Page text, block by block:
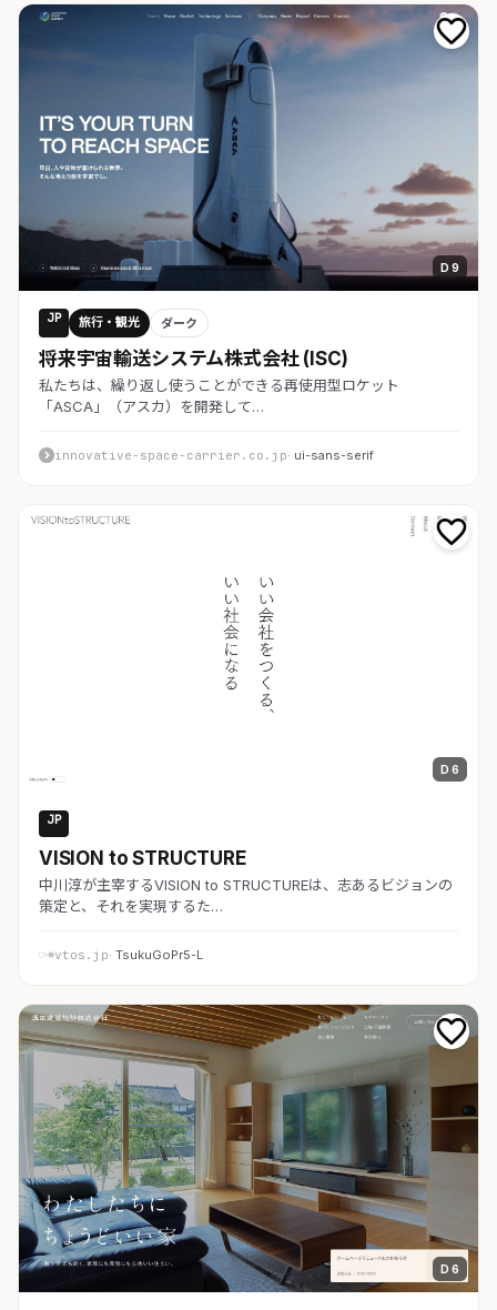
D 9
JP 旅行・観光 ダーク
将来宇宙輸送システム株式会社 (ISC)
私たちは、繰り返し使うことができる再使用型ロケット
「ASCA」（アスカ）を開発して…
innovative-space-carrier.co.jp· ui-sans-serif
D 6
JP
VISION to STRUCTURE
中川淳が主宰するVISION to STRUCTUREは、志あるビジョンの
策定と、それを実現するた…
vtos.jp· TsukuGoPr5-L
D 6